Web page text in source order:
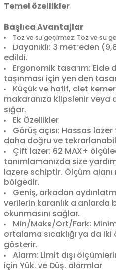
Temel özellikler
Başlıca Avantajlar
Toz ve su geçirmez: Toz ve su
Dayanıklı: 3 metreden
edildi.
Ergonomik tasarım:
taşınması için yeniden
Küçük ve hafif, alet
makaranıza klipslenir
sığar.
Ek Özellikler
Görüş açısı: Hassas
daha doğru ve
Çift lazer: 62 MAX+
tanımlamanızda size
lazere sahiptir. Ölçüm
bölgedir.
Geniş, arkadan
verilerin karanlık alanlarda
okunmasını sağlar.
Min/Maks/Ort/Fark:
ortalama sıcaklığı ya da iki
gösterir.
Alarm: Limit dışı
için Yük. ve Düş. alarmlar